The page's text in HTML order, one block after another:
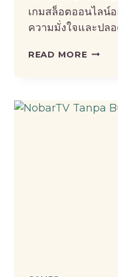
เกมสล็อตออนไลน์
ความมั่งใจและปล
READ MOREสล็อต
ไม่